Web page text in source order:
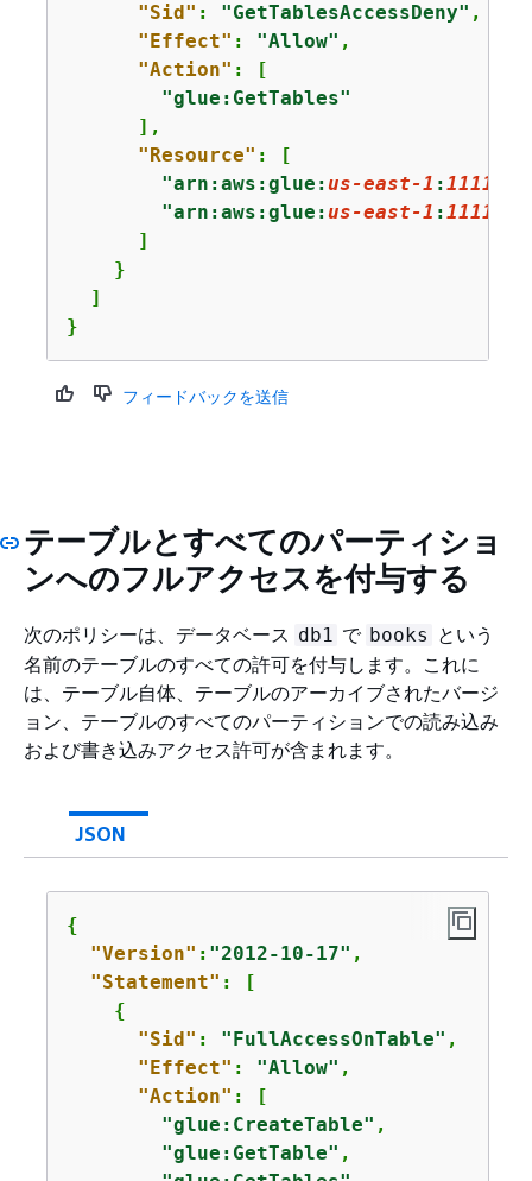
"Sid" : "GetTablesAccessDeny" ,
"Effect" : "Allow" ,
"Action" : [
"glue:GetTables"
      ],
"Resource" : [
"arn:aws:glue:us-east-1 :
"arn:aws:glue:us-east-1 :
      ]
    }
  ]
}
フィードバックを送信
テーブルとすべてのパーティショ
ンへのフルアクセスを付与する
次のポリシーは、データベース db1 で books という
名前のテーブルのすべての許可を付与します。これに
は、テーブル自体、テーブルのアーカイブされたバージ
ョン、テーブルのすべてのパーティションでの読み込み
および書き込みアクセス許可が含まれます。
JSON
{
"Version" : "2012-10-17" ,
"Statement" : [
{
"Sid" : "FullAccessOnTable" ,
"Effect" : "Allow" ,
"Action" : [
"glue:CreateTable" ,
"glue:GetTable" ,